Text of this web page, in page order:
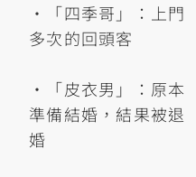
•「四季哥」：上門
多次的回頭客
•「皮衣男」：原本
準備結婚，結果被退
婚